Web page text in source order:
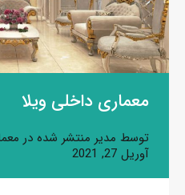
معماری داخلی ویلا
توسط مدیر منتشر شده در
آوریل 27, 2021